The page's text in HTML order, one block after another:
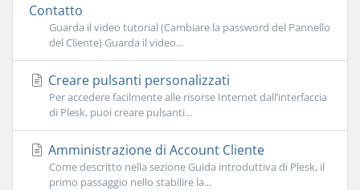
Contatto
Guarda il video tutorial (Cambiare la password del Pannello
del Cliente) Guarda il video...
Creare pulsanti personalizzati
Per accedere facilmente alle risorse Internet dall’interfaccia
di Plesk, puoi creare pulsanti...
Amministrazione di Account Cliente
Come descritto nella sezione Guida introduttiva di Plesk, il
primo passaggio nello stabilire la...